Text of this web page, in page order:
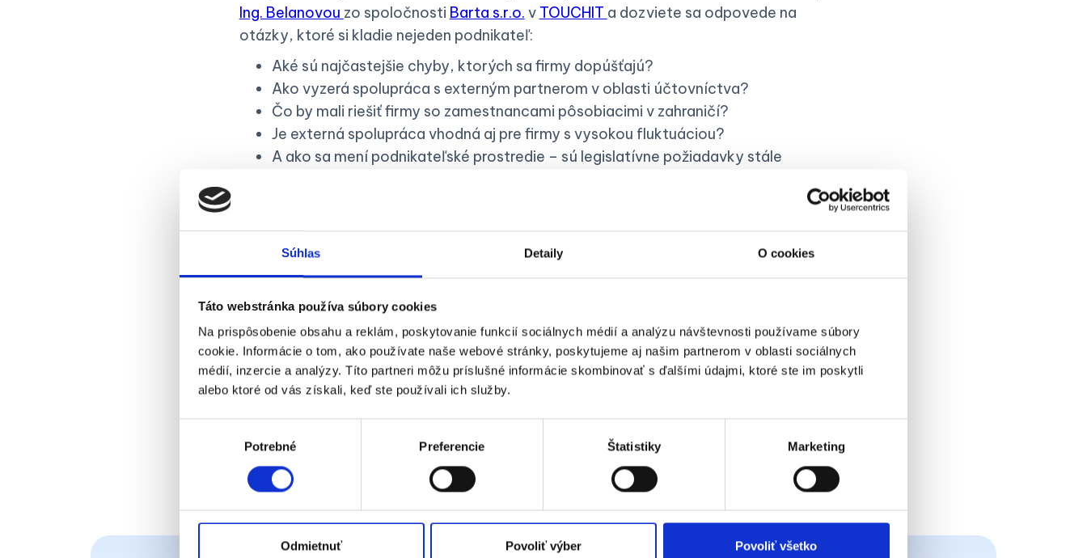
Súhlas Detaily O cookies
Táto webstránka používa súbory cookies
Na prispôsobenie obsahu a reklám, poskytovanie funkcií sociálnych médií a analýzu návštevnosti používame súbory
cookie. Informácie o tom, ako používate naše webové stránky, poskytujeme aj našim partnerom v oblasti sociálnych
médií, inzercie a analýzy. Títo partneri môžu príslušné informácie skombinovať s ďalšími údajmi, ktoré ste im poskytli
alebo ktoré od vás získali, keď ste používali ich služby.
Potrebné Preferencie Štatistiky Marketing
Odmietnuť Povoliť výber Povoliť všetko
Ing. Belanovou zo spoločnosti Barta s.r.o. v TOUCHIT a dozviete sa odpovede na
otázky, ktoré si kladie nejeden podnikateľ:
Aké sú najčastejšie chyby, ktorých sa firmy dopúšťajú?
Ako vyzerá spolupráca s externým partnerom v oblasti účtovníctva?
Čo by mali riešiť firmy so zamestnancami pôsobiacimi v zahraničí?
Je externá spolupráca vhodná aj pre firmy s vysokou fluktuáciou?
A ako sa mení podnikateľské prostredie – sú legislatívne požiadavky stále